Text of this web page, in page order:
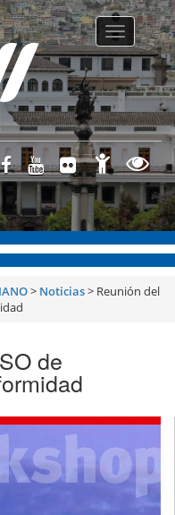
Toggle
> Noticias> Reunión del
de